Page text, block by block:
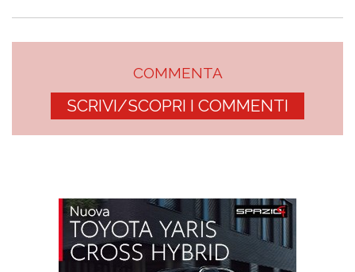
COMMENTA
SCRIVI/SCOPRI I COMMENTI